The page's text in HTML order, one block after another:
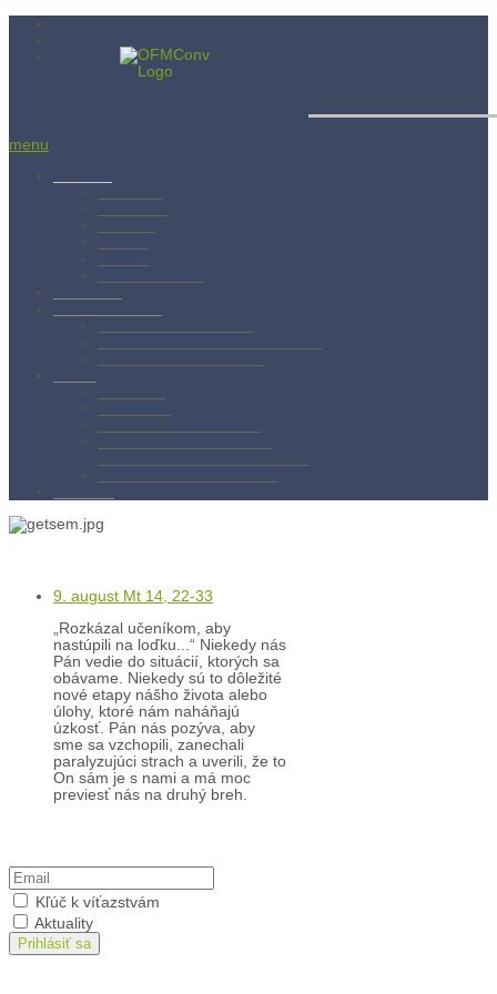
menu
Albánsko
Bratislava
Juniorát
Brehov
Levoča
Spišský Štvrtok
Povolanie
Svätý František
Životopis sv. Františka
Chronológia života sv. Františka
Testament sv. Františka
Dejiny minoritov vo svete
Dejiny minoritov na Slovensku
Rytierstvo Nepoškvrnenej
Kontakty
9. august Mt 14, 22-33
„Rozkázal učeníkom, aby
nastúpili na loďku...“ Niekedy nás
Pán vedie do situácií, ktorých sa
obávame. Niekedy sú to dôležité
nové etapy nášho života alebo
úlohy, ktoré nám naháňajú
úzkosť. Pán nás pozýva, aby
sme sa vzchopili, zanechali
paralyzujúci strach a uverili, že to
On sám je s nami a má moc
Kľúč k víťazstvám
Aktuality